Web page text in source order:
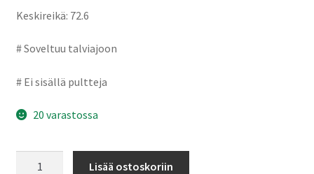
Keskireikä: 72.6
# Soveltuu talviajoon
# Ei sisällä pultteja
20 varastossa
Lisää ostoskoriin